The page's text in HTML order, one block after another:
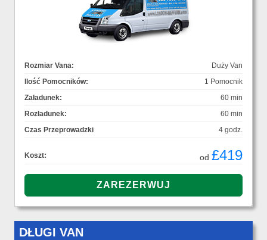
Rozmiar Vana:
Duży Van
Ilość Pomocników:
1 Pomocnik
Załadunek:
60 min
Rozładunek:
60 min
Czas Przeprowadzki
4 godz.
Koszt: od £419
DŁUGI VAN